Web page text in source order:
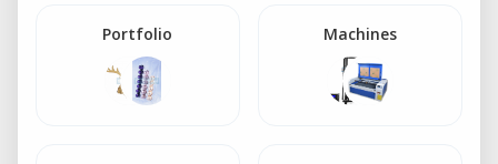
Portfolio Machines